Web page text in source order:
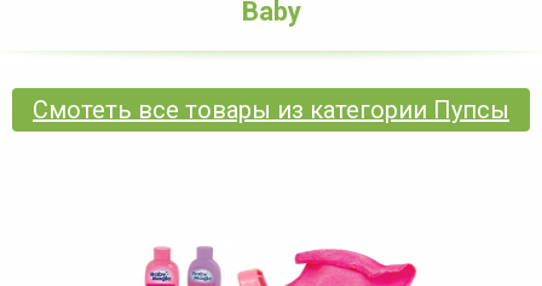
Baby
Смотеть все товары из категории Пупсы